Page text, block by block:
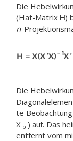
Die
(Hat-Matrix H)
n-
Die
te
X pi) auf. Das
entfernt vom